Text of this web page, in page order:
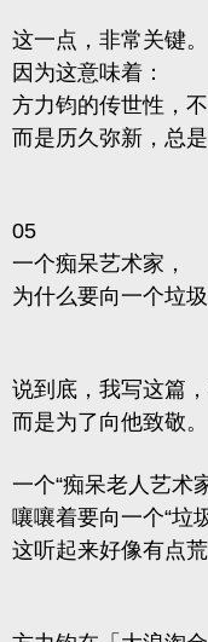
这一点，非常关键。
因为这意味着：
方力钧的传世性，
而是历久弥新，总
05
一个痴呆艺术家，
为什么要向一个垃
说到底，我写这篇
而是为了向他致敬。
一个“痴呆老人艺术
嚷嚷着要向一个“垃
这听起来好像有点荒